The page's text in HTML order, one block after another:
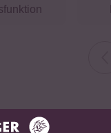
Höhe bis zur